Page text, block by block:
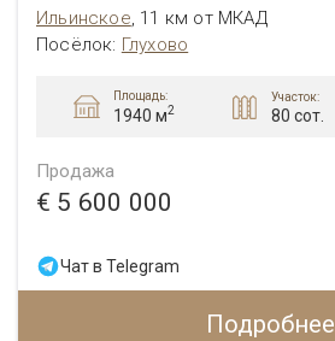
Ильинское, 11 км от МКАД
Посёлок: Глухово
Площадь:
1940 м2
Участок:
80 сот.
Продажа
€ 5 600 000
Чат в Telegram
Подробнее